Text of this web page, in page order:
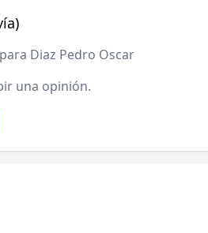
Diaz Pedro Oscar
una opinión.